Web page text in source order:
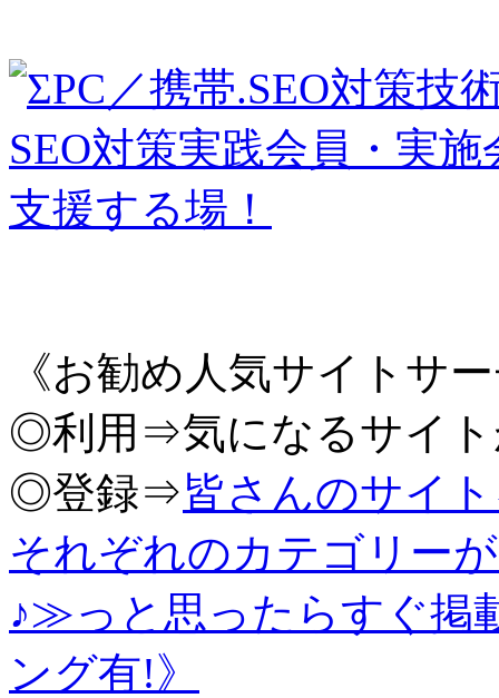
《お勧め人気サイトサ
◎利用⇒気になるサイト
◎登録⇒皆さんのサイ
それぞれのカテゴリー
♪≫っと思ったらすぐ掲
ング有!》